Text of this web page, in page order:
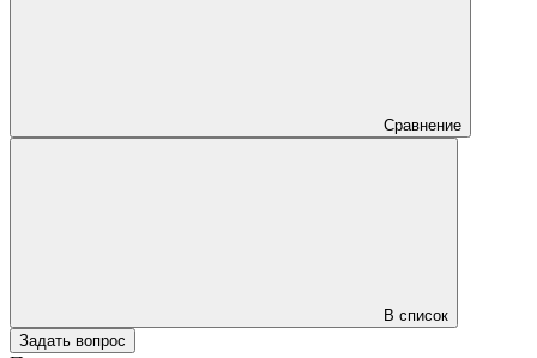
Сравнение
В список
Задать вопрос